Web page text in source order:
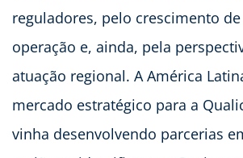
reguladores, pelo crescimento
operação e, ainda, pela
atuação regional. A América
mercado estratégico para a
vinha desenvolvendo parcerias